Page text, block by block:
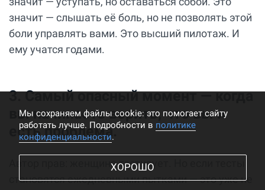
значит — слышать её боль, но не позволять этой
боли управлять вами. Это высший пилотаж. И
ему учатся годами.
3. Самый опасный момент — когда
вы начинаете верить, что вы и
есть проблема.
Автор прав: женщина тестирует. Но если тесты
становятся ежедневными пытками — это уже не
Мы cохраняем файлы cookie: это помогает сайту
работать лучше. Подробности в политике
конфиденциальности.
ХОРОШО